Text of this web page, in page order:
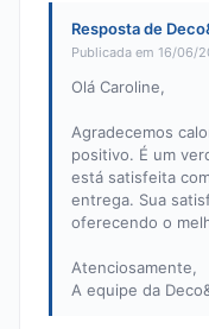
Resposta de
Publicada em 16/06/
Olá Caroline,
Agradecemos
positivo. É um
está satisfeita
entrega. Sua
oferecendo o
Atenciosamente,
A equipe da